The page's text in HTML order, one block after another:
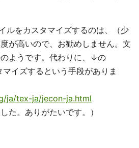
ルをカスタマイズするのは、（少
が高いので、お勧めしません。文
ようです。代わりに、↓の
イズするという手段がありま
ja/tex-ja/jecon-ja.html
た。ありがたいです。）